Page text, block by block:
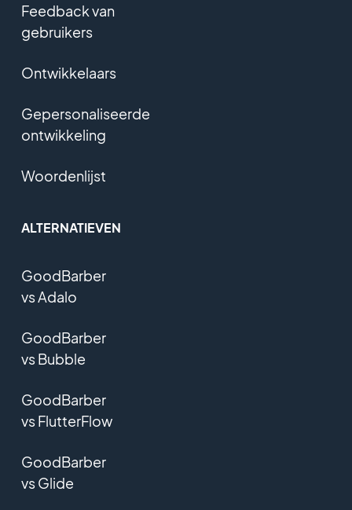
Feedback van
gebruikers
Ontwikkelaars
Gepersonaliseerde
ontwikkeling
Woordenlijst
ALTERNATIEVEN
GoodBarber
vs Adalo
GoodBarber
vs Bubble
GoodBarber
vs FlutterFlow
GoodBarber
vs Glide